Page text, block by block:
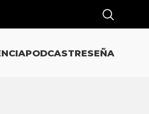
PODCASTRESEÑA